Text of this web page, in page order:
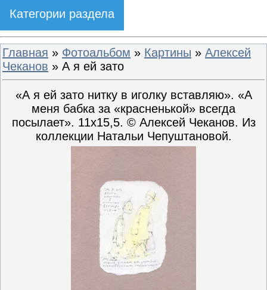
Категории раздела
Главная » Фотоальбом » Картины » Алексей
Чеканов » А я ей зато
«А я ей зато нитку в иголку вставляю». «А
меня бабка за «красненькой» всегда
посылает». 11х15,5. © Алексей Чеканов. Из
коллекции Натальи Чепуштановой.